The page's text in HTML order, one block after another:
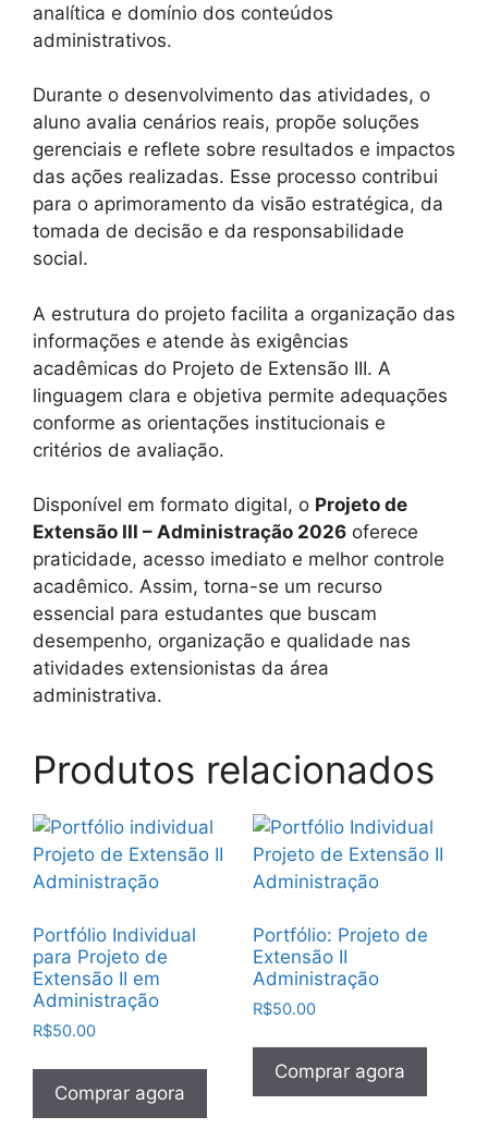
analítica e domínio dos conteúdos
administrativos.
Durante o desenvolvimento das atividades, o
aluno avalia cenários reais, propõe soluções
gerenciais e reflete sobre resultados e impactos
das ações realizadas. Esse processo contribui
para o aprimoramento da visão estratégica, da
tomada de decisão e da responsabilidade
social.
A estrutura do projeto facilita a organização das
informações e atende às exigências
acadêmicas do Projeto de Extensão III. A
linguagem clara e objetiva permite adequações
conforme as orientações institucionais e
critérios de avaliação.
Disponível em formato digital, o Projeto de
Extensão III – Administração 2026 oferece
praticidade, acesso imediato e melhor controle
acadêmico. Assim, torna-se um recurso
essencial para estudantes que buscam
desempenho, organização e qualidade nas
atividades extensionistas da área
administrativa.
Produtos relacionados
Portfólio Individual
para Projeto de
Extensão II em
Administração
R$50.00
Comprar agora
Portfólio: Projeto de
Extensão II
Administração
R$50.00
Comprar agora